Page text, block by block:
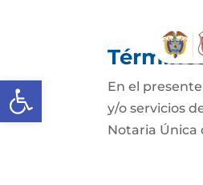
Abrir barra de herramientas
En el
y/o servicios
Notaria Única